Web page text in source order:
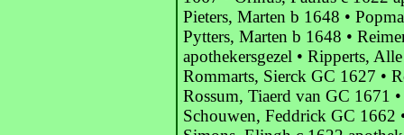
Pieters, Marten b 1648 •
Pytters, Marten b 1648 •
apothekersgezel • Ripperts,
Rommarts, Sierck GC 1627 •
Rossum, Tiaerd van GC 1671
Schouwen, Feddrick GC 1662